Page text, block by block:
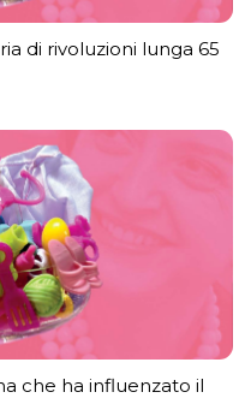
di rivoluzioni lunga 65
che ha influenzato il